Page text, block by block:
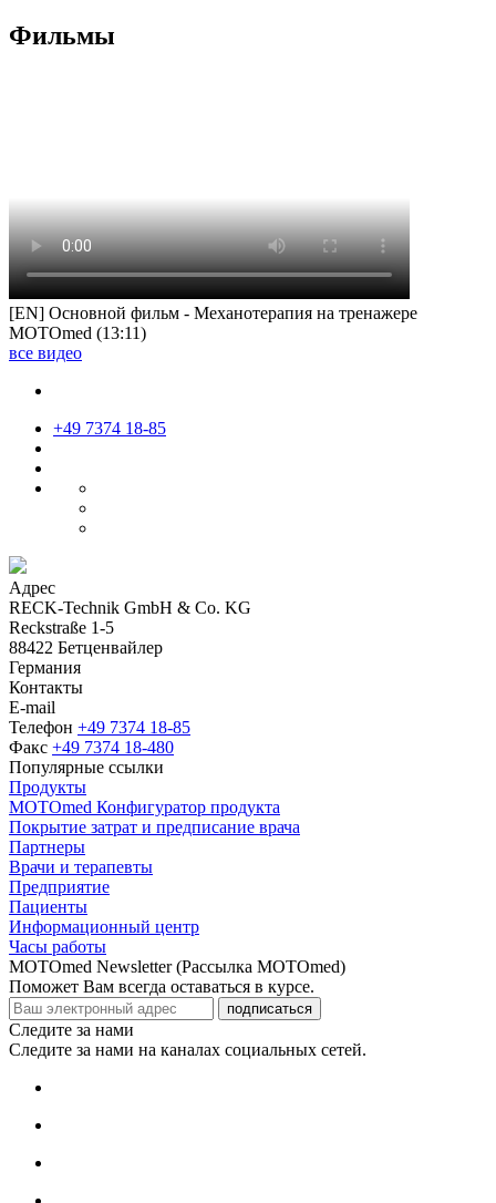
Фильмы
[EN] Основной фильм - Механотерапия на тренажере
MOTOmed (13:11)
все видео
+49 7374 18-85
Адрес
RECK-Technik GmbH & Co. KG
Reckstraße 1-5
88422 Бетценвайлер
Германия
Контакты
E-mail
Телефон +49 7374 18-85
Факс +49 7374 18-480
Популярные ссылки
Продукты
MOTOmed Конфигуратор продукта
Покрытие затрат и предписание врача
Партнеры
Врачи и терапевты
Предприятие
Пациенты
Информационный центр
Часы работы
MOTOmed Newsletter (Рассылка MOTOmed)
Поможет Вам всегда оставаться в курсе.
подписаться
Следите за нами
Следите за нами на каналах социальных сетей.